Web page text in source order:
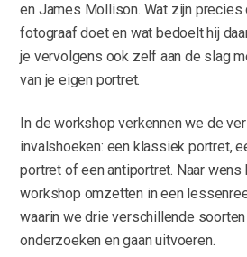
en James Mollison. Wat zijn precies
fotograaf doet en wat bedoelt hij
je vervolgens ook zelf aan de slag
van je eigen portret.
In de workshop verkennen we de
invalshoeken: een klassiek portret,
portret of een antiportret. Naar wens
workshop omzetten in een
waarin we drie verschillende
onderzoeken en gaan uitvoeren.